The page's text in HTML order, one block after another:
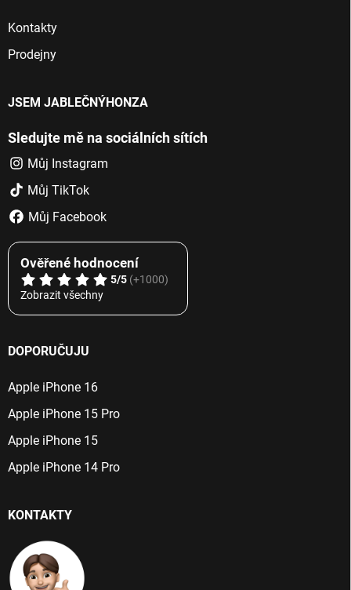
Kontakty
Prodejny
JSEM JABLEČNÝHONZA
Sledujte mě na sociálních sítích
Můj Instagram
Můj TikTok
Můj Facebook
Ověřené hodnocení
5/5 (+1000)
Zobrazit všechny
DOPORUČUJU
Apple iPhone 16
Apple iPhone 15 Pro
Apple iPhone 15
Apple iPhone 14 Pro
KONTAKTY